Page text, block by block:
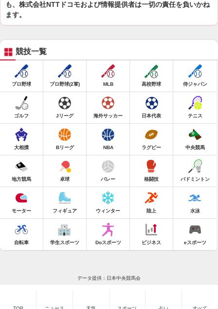
も、株式会社NTTドコモおよび情報提供者は一切の責任を負いかね
ます。
競技一覧
プロ野球 プロ野球(2軍) MLB 高校野球 侍ジャパン
ゴルフ Jリーグ 海外サッカー 日本代表 テニス
大相撲 Bリーグ NBA ラグビー 中央競馬
地方競馬 卓球 バレー 格闘技 バドミントン
モーター フィギュア ウィンター 陸上 水泳
自転車 学生スポーツ Doスポーツ ビジネス eスポーツ
データ提供：日本中央競馬会